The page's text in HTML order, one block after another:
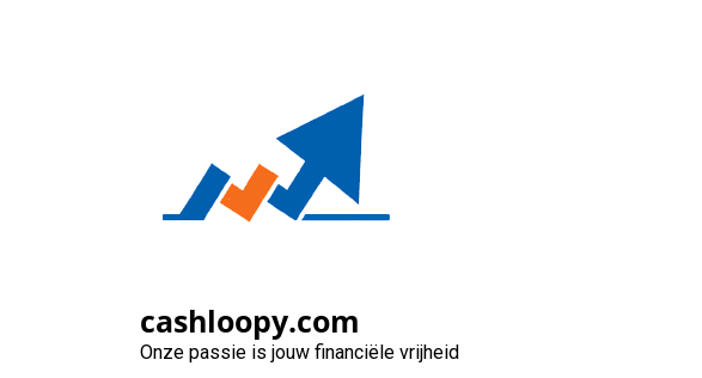
cashloopy.com
Onze passie is jouw financiële vrijheid